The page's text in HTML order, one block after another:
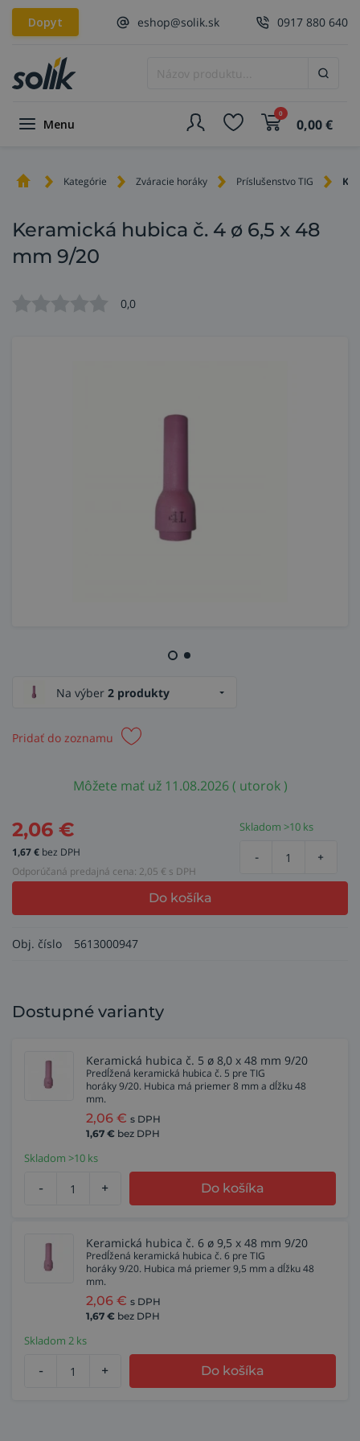
Dopyt eshop@solik.sk 0917 880 640
Menu
0
0,00€
Kategórie Zváracie horáky Príslušenstvo TIG
Keramická hubica č. 4 ø 6,5 x 48
mm 9/20
0,0
Na výber 2 produkty
Pridať do zoznamu
Môžete mať už 11.08.2026 ( utorok )
2,06 €
1,67€ bez DPH
Odporúčaná predajná cena: 2,05 € s DPH
Skladom >10 ks
- +
Do košíka
Obj. číslo 5613000947
Dostupné varianty
Keramická hubica č. 5 ø 8,0 x 48 mm 9/20
Predĺžená keramická hubica č. 5 pre TIG
horáky 9/20. Hubica má priemer 8 mm a dĺžku 48
mm.
2,06 € s DPH
1,67 € bez DPH
Skladom >10 ks
- + Do košíka
Keramická hubica č. 6 ø 9,5 x 48 mm 9/20
Predĺžená keramická hubica č. 6 pre TIG
horáky 9/20. Hubica má priemer 9,5 mm a dĺžku 48
mm.
2,06 € s DPH
1,67 € bez DPH
Skladom 2 ks
- + Do košíka